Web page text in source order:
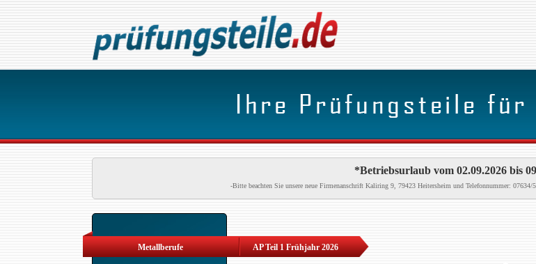
*Betriebsurlaub vom 02.09.2026 bis
-Bitte beachten Sie unsere neue Firmenanschrift Kaliring 9, 79423 Heitersheim und Telefonnummer: 07634/
Metallberufe AP Teil 1 Frühjahr 2026